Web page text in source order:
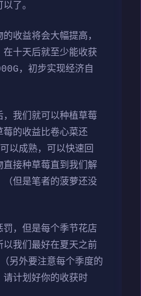
了。
收益将会大幅提高，
十天后就至少能收获
，初步实现经济自
，我们就可以种植草莓
的收益比卷心菜还
以成熟，可以快速回
直接种草莓直到我们解
但是笔者的菠萝还没
，但是每个季节花店
我们最好在夏天之前
另外要注意每个季度的
请计划好你的收获时